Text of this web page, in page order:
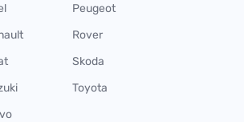
Peugeot
Rover
Skoda
Toyota